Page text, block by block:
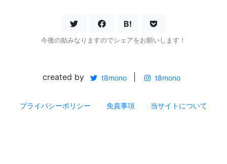
B!
今後の励みなりますのでシェアをお願いします！
created by t8mono t8mono
プライバシーポリシー 免責事項 当サイトについて